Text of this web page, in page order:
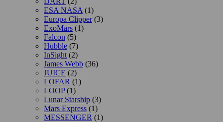
ESA NASA (1)
Europa Clipper(3)
ExoMars (1)
Falcon (5)
Hubble (7)
InSight (2)
James Webb (36)
JUICE (2)
LOFAR (1)
LOOP(1)
Lunar Starship (3)
Mars Express (1)
MESSENGER (1)